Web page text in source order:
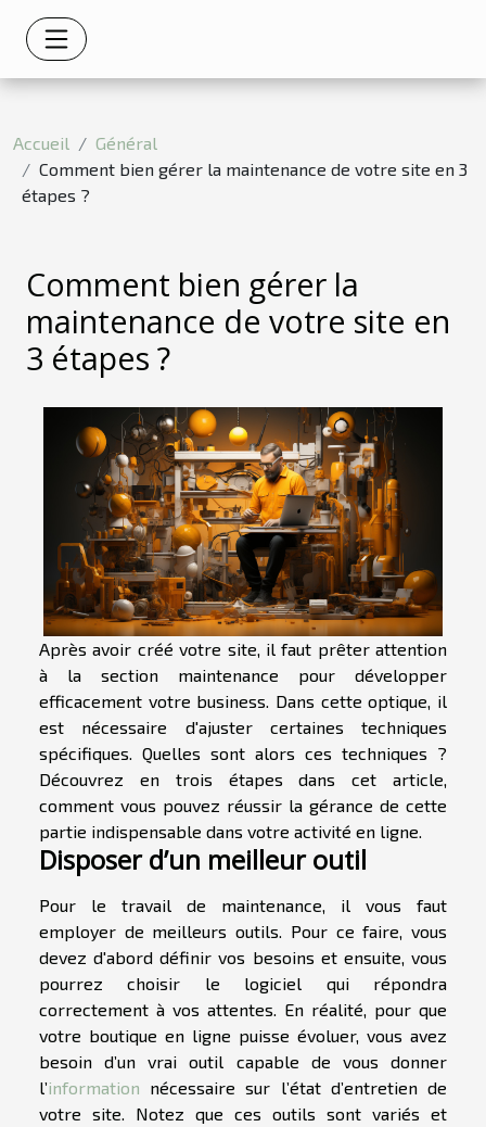
Accueil
Général
Comment bien gérer la maintenance de votre site en 3
étapes ?
Comment bien gérer la
maintenance de votre site en
3 étapes ?
Après avoir créé votre site, il faut prêter attention
à la section maintenance pour développer
efficacement votre business. Dans cette optique, il
est nécessaire d'ajuster certaines techniques
spécifiques. Quelles sont alors ces techniques ?
Découvrez en trois étapes dans cet article,
comment vous pouvez réussir la gérance de cette
partie indispensable dans votre activité en ligne.
Disposer d’un meilleur outil
Pour le travail de maintenance, il vous faut
employer de meilleurs outils. Pour ce faire, vous
devez d'abord définir vos besoins et ensuite, vous
pourrez choisir le logiciel qui répondra
correctement à vos attentes. En réalité, pour que
votre boutique en ligne puisse évoluer, vous avez
besoin d’un vrai outil capable de vous donner
l’information nécessaire sur l’état d’entretien de
votre site. Notez que ces outils sont variés et